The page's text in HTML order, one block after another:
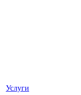
Услуги